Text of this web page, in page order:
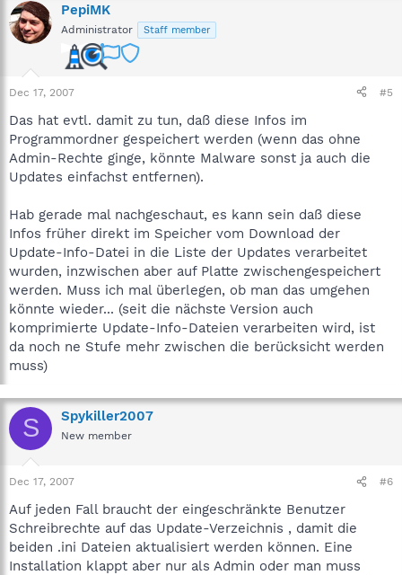
PepiMK
Administrator Staff member
Dec 17, 2007 #5
Das hat evtl. damit zu tun, daß diese Infos im
Programmordner gespeichert werden (wenn das ohne
Admin-Rechte ginge, könnte Malware sonst ja auch die
Updates einfachst entfernen).
Hab gerade mal nachgeschaut, es kann sein daß diese
Infos früher direkt im Speicher vom Download der
Update-Info-Datei in die Liste der Updates verarbeitet
wurden, inzwischen aber auf Platte zwischengespeichert
werden. Muss ich mal überlegen, ob man das umgehen
könnte wieder... (seit die nächste Version auch
komprimierte Update-Info-Dateien verarbeiten wird, ist
da noch ne Stufe mehr zwischen die berücksicht werden
muss)
S Spykiller2007
New member
Dec 17, 2007 #6
Auf jeden Fall braucht der eingeschränkte Benutzer
Schreibrechte auf das Update-Verzeichnis , damit die
beiden .ini Dateien aktualisiert werden können. Eine
Installation klappt aber nur als Admin oder man muss